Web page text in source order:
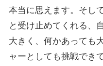
本当に思えます。そし
と受け止めてくれる、
大きく、何かあっても
ャーとしても挑戦でき